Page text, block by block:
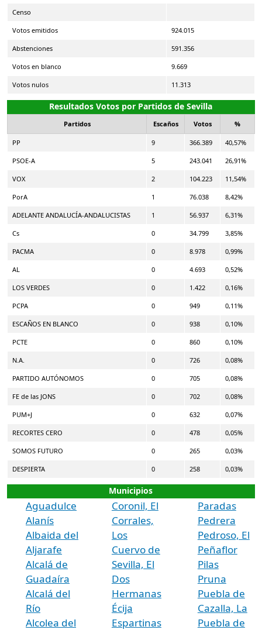
Censo
Votos emitidos 924.015
Abstenciones 591.356
Votos en blanco 9.669
Votos nulos 11.313
Resultados Votos por Partidos de Sevilla
Partidos Escaños Votos %
PP 9 366.389 40,57%
PSOE-A 5 243.041 26,91%
VOX 2 104.223 11,54%
PorA 1 76.038 8,42%
ADELANTE ANDALUCÍA-ANDALUCISTAS 1 56.937 6,31%
Cs 0 34.799 3,85%
PACMA 0 8.978 0,99%
AL 0 4.693 0,52%
LOS VERDES 0 1.422 0,16%
PCPA 0 949 0,11%
ESCAÑOS EN BLANCO 0 938 0,10%
PCTE 0 860 0,10%
N.A. 0 726 0,08%
PARTIDO AUTÓNOMOS 0 705 0,08%
FE de las JONS 0 702 0,08%
PUM+J 0 632 0,07%
RECORTES CERO 0 478 0,05%
SOMOS FUTURO 0 265 0,03%
DESPIERTA 0 258 0,03%
Municipios
Aguadulce
Alanís
Albaida del
Aljarafe
Alcalá de
Guadaíra
Alcalá del
Río
Alcolea del
Coronil, El
Corrales,
Los
Cuervo de
Sevilla, El
Dos
Hermanas
Écija
Espartinas
Paradas
Pedrera
Pedroso, El
Peñaflor
Pilas
Pruna
Puebla de
Cazalla, La
Puebla de